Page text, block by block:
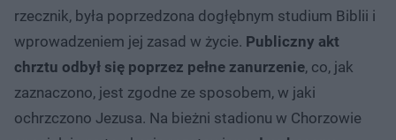
rzecznik, była poprzedzona dogłębnym studium Biblii i
wprowadzeniem jej zasad w życie. Publiczny akt
chrztu odbył się poprzez pełne zanurzenie, co, jak
zaznaczono, jest zgodne ze sposobem, w jaki
ochrzczono Jezusa. Na bieżni stadionu w Chorzowie